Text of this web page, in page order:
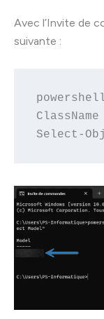
Avec l’Invite de
suivante :
Select-